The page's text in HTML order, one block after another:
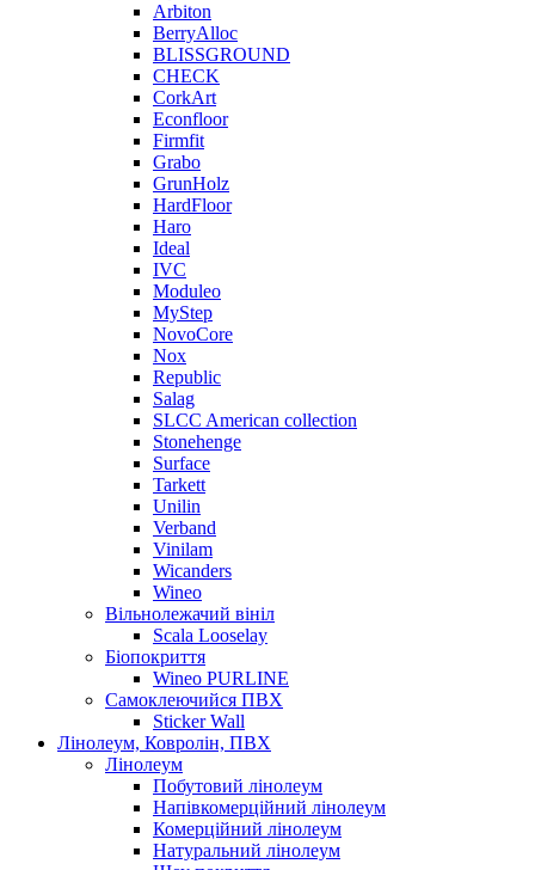
Arbiton
BerryAlloc
BLISSGROUND
CHECK
CorkArt
Econfloor
Firmfit
Grabo
GrunHolz
HardFloor
Haro
Ideal
IVC
Moduleo
MyStep
NovoCore
Nox
Republic
Salag
SLCC American collection
Stonehenge
Surface
Tarkett
Unilin
Verband
Vinilam
Wicanders
Wineo
Вільнолежачий вініл
Scala Looselay
Біопокриття
Wineo PURLINE
Самоклеючийся ПВХ
Sticker Wall
Лінолеум, Ковролін, ПВХ
Лінолеум
Побутовий лінолеум
Напівкомерційний лінолеум
Комерційний лінолеум
Натуральний лінолеум